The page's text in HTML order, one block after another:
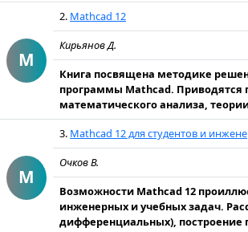
M
2. Mathcad 12
Кирьянов Д.
Книга посвящена методике
программы Mathcad. Приводятся
математического анализа,
M
3. Mathcad 12 для студентов и
Очков В.
Возможности Mathcad 12
инженерных и учебных задач.
дифференциальных), построение